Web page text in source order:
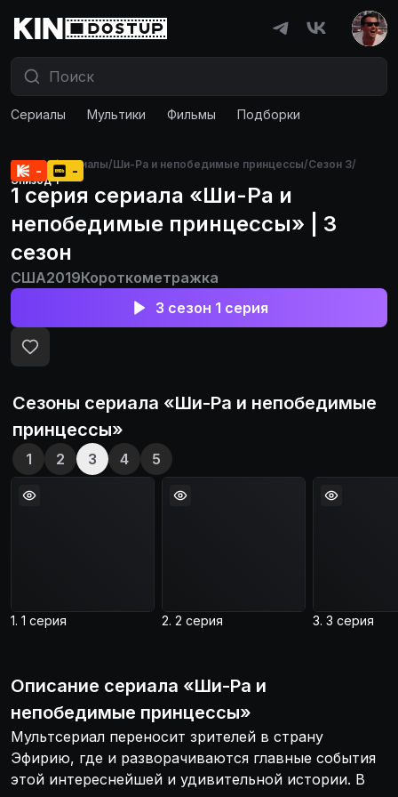
Сериалы Мультики Фильмы Подборки
Главная/Сериалы/Ши-Ра и непобедимые принцессы/Сезон 3/
Эпизод 1
- -
1 серия сериала «Ши-Ра и
непобедимые принцессы» | 3
сезон
США2019Короткометражка
3 сезон 1 серия
Сезоны сериала «Ши-Ра и непобедимые
принцессы»
1 2 3 4 5
1. 1 серия 2. 2 серия 3. 3 серия
Описание сериала «Ши-Ра и
непобедимые принцессы»
Мультсериал переносит зрителей в страну
Эфирию, где и разворачиваются главные события
этой интереснейшей и удивительной истории. В